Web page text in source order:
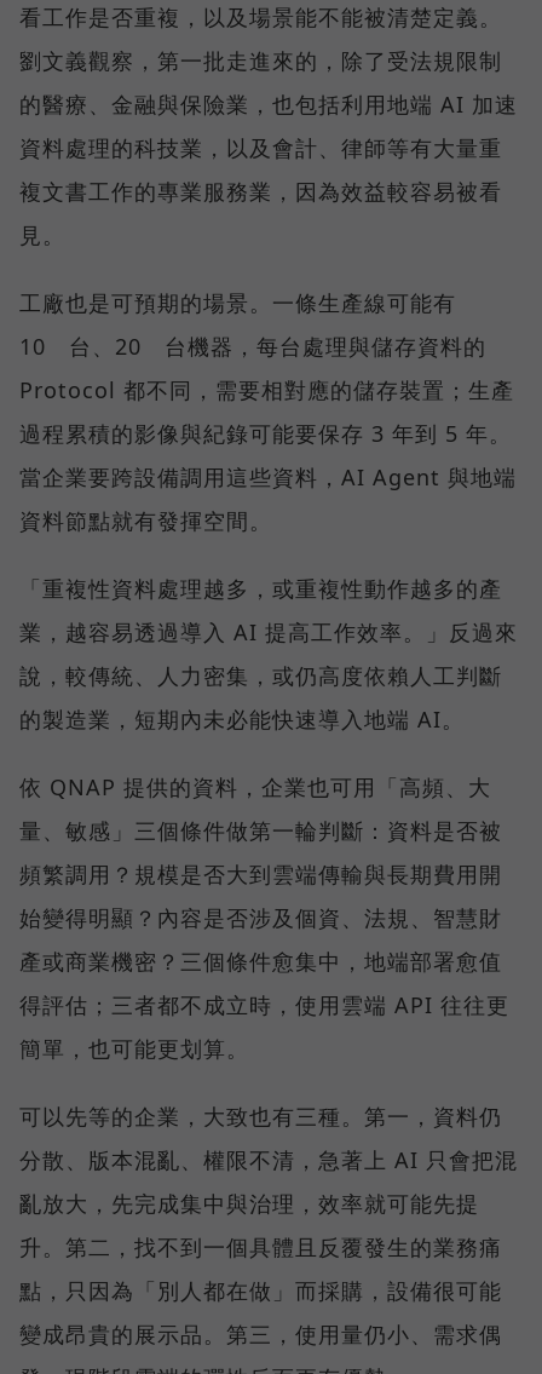
看工作是否重複，以及場景能不能被清楚定義。
劉文義觀察，第一批走進來的，除了受法規限制
的醫療、金融與保險業，也包括利用地端 AI 加速
資料處理的科技業，以及會計、律師等有大量重
複文書工作的專業服務業，因為效益較容易被看
見。
工廠也是可預期的場景。一條生產線可能有
10 台、20 台機器，每台處理與儲存資料的
Protocol 都不同，需要相對應的儲存裝置；生產
過程累積的影像與紀錄可能要保存 3 年到 5 年。
當企業要跨設備調用這些資料，AI Agent 與地端
資料節點就有發揮空間。
「重複性資料處理越多，或重複性動作越多的產
業，越容易透過導入 AI 提高工作效率。」反過來
說，較傳統、人力密集，或仍高度依賴人工判斷
的製造業，短期內未必能快速導入地端 AI。
依 QNAP 提供的資料，企業也可用「高頻、大
量、敏感」三個條件做第一輪判斷：資料是否被
頻繁調用？規模是否大到雲端傳輸與長期費用開
始變得明顯？內容是否涉及個資、法規、智慧財
產或商業機密？三個條件愈集中，地端部署愈值
得評估；三者都不成立時，使用雲端 API 往往更
簡單，也可能更划算。
可以先等的企業，大致也有三種。第一，資料仍
分散、版本混亂、權限不清，急著上 AI 只會把混
亂放大，先完成集中與治理，效率就可能先提
升。第二，找不到一個具體且反覆發生的業務痛
點，只因為「別人都在做」而採購，設備很可能
變成昂貴的展示品。第三，使用量仍小、需求偶